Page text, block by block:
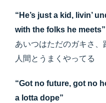
“He’s just a kid, livin’
with the folks he meets”
あいつはただのガキさ、
人間とうまくやってる
“Got no future, got no
a lotta dope”